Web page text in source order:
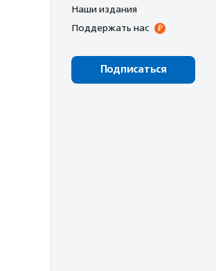
Наши издания
Поддержать нас
Подписаться